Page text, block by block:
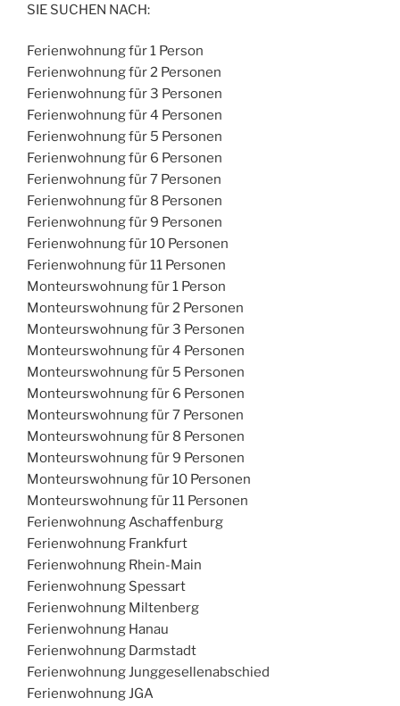
SIE SUCHEN NACH:
Ferienwohnung für 1 Person
Ferienwohnung für 2 Personen
Ferienwohnung für 3 Personen
Ferienwohnung für 4 Personen
Ferienwohnung für 5 Personen
Ferienwohnung für 6 Personen
Ferienwohnung für 7 Personen
Ferienwohnung für 8 Personen
Ferienwohnung für 9 Personen
Ferienwohnung für 10 Personen
Ferienwohnung für 11 Personen
Monteurswohnung für 1 Person
Monteurswohnung für 2 Personen
Monteurswohnung für 3 Personen
Monteurswohnung für 4 Personen
Monteurswohnung für 5 Personen
Monteurswohnung für 6 Personen
Monteurswohnung für 7 Personen
Monteurswohnung für 8 Personen
Monteurswohnung für 9 Personen
Monteurswohnung für 10 Personen
Monteurswohnung für 11 Personen
Ferienwohnung Aschaffenburg
Ferienwohnung Frankfurt
Ferienwohnung Rhein-Main
Ferienwohnung Spessart
Ferienwohnung Miltenberg
Ferienwohnung Hanau
Ferienwohnung Darmstadt
Ferienwohnung Junggesellenabschied
Ferienwohnung JGA